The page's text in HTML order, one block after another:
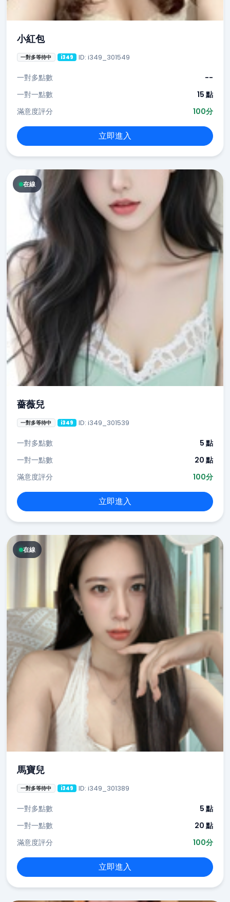
小紅包
一對多等待中 i349 ID: i349_301549
一對多點數
--
一對一點數
15 點
滿意度評分
100分
立即進入
在線
薔薇兒
一對多等待中 i349 ID: i349_301539
一對多點數
5 點
一對一點數
20 點
滿意度評分
100分
立即進入
在線
馬寶兒
一對多等待中 i349 ID: i349_301389
一對多點數
5 點
一對一點數
20 點
滿意度評分
100分
立即進入